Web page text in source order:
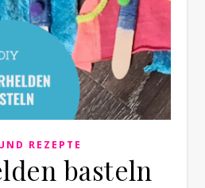
REZEPTE
basteln